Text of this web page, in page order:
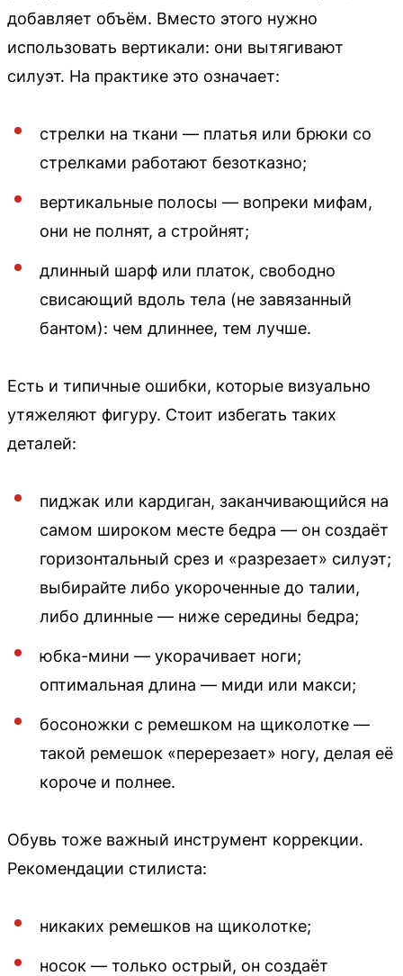
добавляет объём. Вместо этого нужно
использовать вертикали: они вытягивают
силуэт. На практике это означает:
стрелки на ткани — платья или брюки со
стрелками работают безотказно;
вертикальные полосы — вопреки мифам,
они не полнят, а стройнят;
длинный шарф или платок, свободно
свисающий вдоль тела (не завязанный
бантом): чем длиннее, тем лучше.
Есть и типичные ошибки, которые визуально
утяжеляют фигуру. Стоит избегать таких
деталей:
пиджак или кардиган, заканчивающийся на
самом широком месте бедра — он создаёт
горизонтальный срез и «разрезает» силуэт;
выбирайте либо укороченные до талии,
либо длинные — ниже середины бедра;
юбка-мини — укорачивает ноги;
оптимальная длина — миди или макси;
босоножки с ремешком на щиколотке —
такой ремешок «перерезает» ногу, делая её
короче и полнее.
Обувь тоже важный инструмент коррекции.
Рекомендации стилиста:
никаких ремешков на щиколотке;
носок — только острый, он создаёт